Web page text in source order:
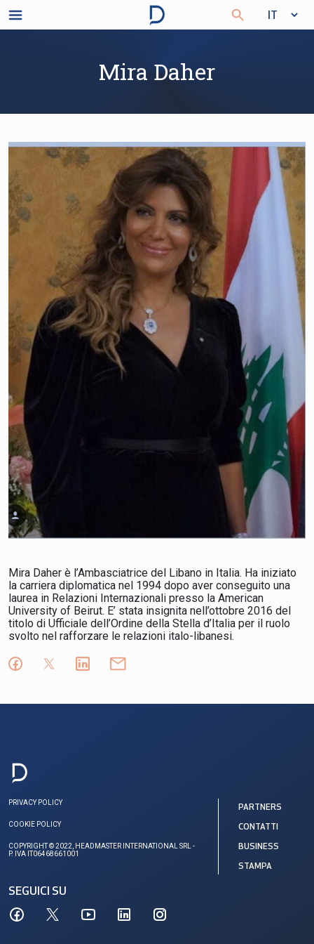
Mira Daher
Mira Daher è l’Ambasciatrice del Libano in Italia. Ha iniziato
la carriera diplomatica nel 1994 dopo aver conseguito una
laurea in Relazioni Internazionali presso la American
University of Beirut. E’ stata insignita nell’ottobre 2016 del
titolo di Ufficiale dell’Ordine della Stella d’Italia per il ruolo
svolto nel rafforzare le relazioni italo-libanesi.
PRIVACY POLICY
COOKIE POLICY
COPYRIGHT © 2022, HEADMASTER INTERNATIONAL SRL -
P. IVA IT06468661001
SEGUICI SU
PARTNERS
CONTATTI
BUSINESS
STAMPA